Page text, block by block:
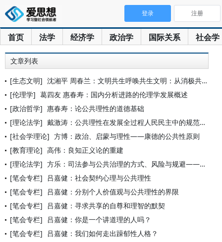
首页 法学 经济学 政治学 国际关系 社会学
登录 注册
文章列表
[生态文明] 沈湘平 周春兰：文明共生呼唤共生文明：从消极共生到积极共生
[伦理学] 葛四友 惠春寿：国内分析进路的伦理学发展概述
[政治哲学] 惠春寿：论公共理性的道德基础
[理论法学] 戴激涛：公共理性在发展全过程人民民主中的规范价值及其法治建构
[社会学理论] 方博：政治、启蒙与理性——康德的公共性原则
[教育理论] 高伟：良知正义论的重建
[理论法学] 方乐：司法参与公共治理的方式、风险与规避——以公共政策司法为
[笔会专栏]
吕嘉健：社会契约心理与公共理性
[笔会专栏]
吕嘉健：分别个人价值观与公共理性的界限
[笔会专栏]
吕嘉健：寻求共享的自尊和理智的默契
[笔会专栏]
吕嘉健：你是一个讲道理的人吗？
[笔会专栏]
吕嘉健：我们如何走出躁郁性人格？